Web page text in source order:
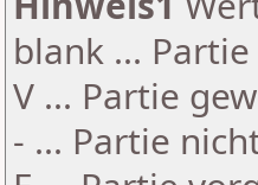
blank ...
V ... Partie
- ... Partie